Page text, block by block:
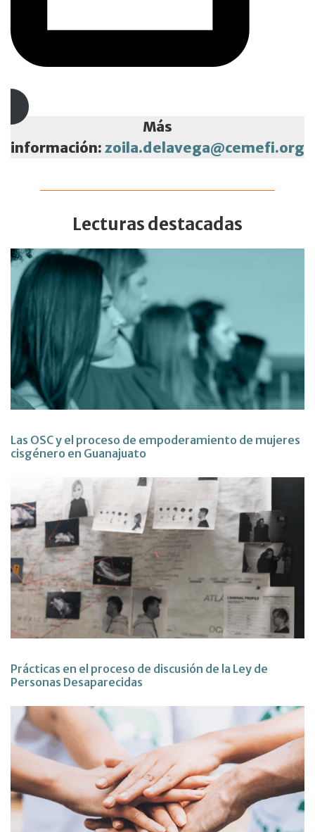
Más
información: zoila.delavega@cemefi.org
Lecturas destacadas
Las OSC y el proceso de empoderamiento de mujeres
cisgénero en Guanajuato
Prácticas en el proceso de discusión de la Ley de
Personas Desaparecidas